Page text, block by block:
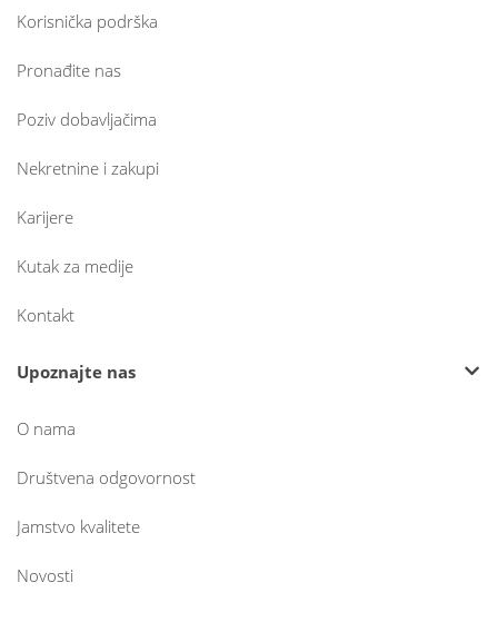
Korisnička podrška
Pronađite nas
Poziv dobavljačima
Nekretnine i zakupi
Karijere
Kutak za medije
Kontakt
Upoznajte nas
O nama
Društvena odgovornost
Jamstvo kvalitete
Novosti